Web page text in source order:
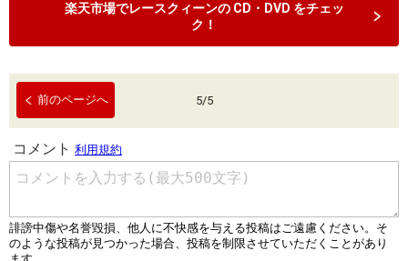
楽天市場でレースクィーンの CD・DVD をチェッ
ク！
前のページへ 5/5